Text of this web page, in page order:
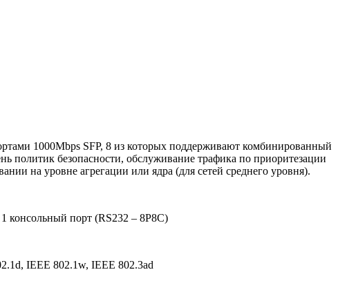
1000Mbps SFP, 8 из которых поддерживают комбинированный
политик безопасности, обслуживание трафика по приоритезации
на уровне агрегации или ядра (для сетей среднего уровня).
консольный порт (RS232 – 8P8C)
IEEE 802.1w, IEEE 802.3ad